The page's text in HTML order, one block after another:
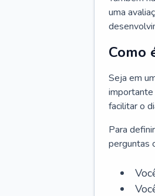
uma
Como
Seja em
importante
facilitar o
Para
perguntas